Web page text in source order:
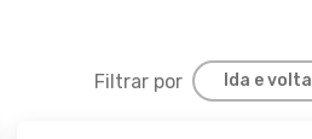
Filtrar por Ida e volta